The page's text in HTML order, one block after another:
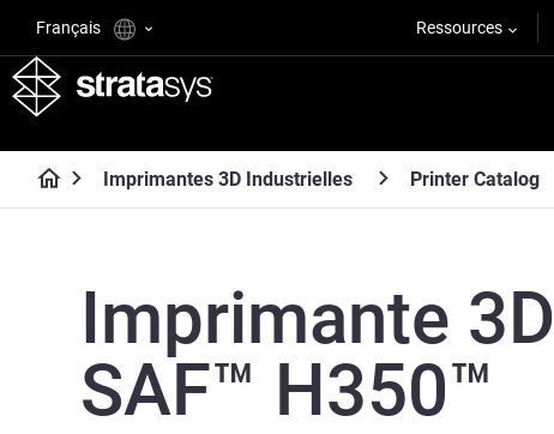
Français Ressources
Imprimantes 3D Industrielles Printer Catalog
Imprimante 3D
SAF™ H350™